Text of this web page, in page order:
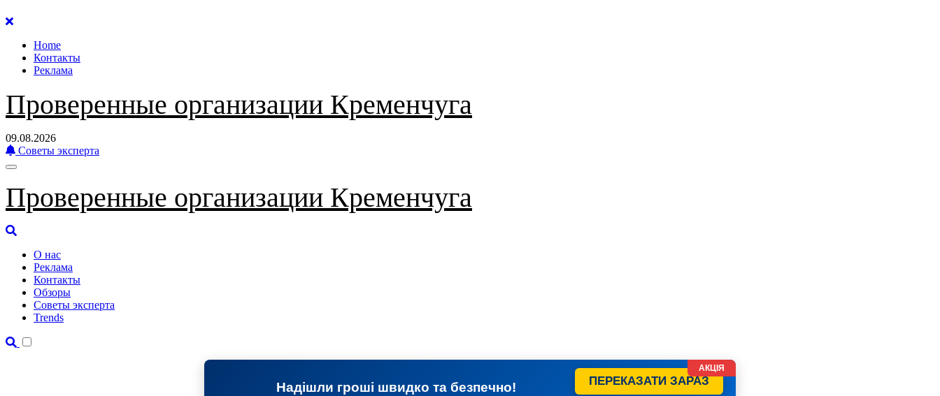
Перейти
содержанию
Home
Контакты
Реклама
Проверенные организации Кременчуга
09.08.2026
Советы эксперта
Проверенные организации Кременчуга
О нас
Реклама
Контакты
Обзоры
Советы эксперта
Trends
Надішли гроші швидко та безпечно! ПЕРЕКАЗАТИ ЗАРАЗ
АКЦІЯ